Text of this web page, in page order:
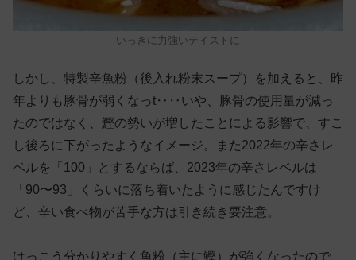
いっきに力強いテイストに
しかし、特製辛魚粉（後入れ粉末スープ）を加えると、昨
年よりも豚骨が弱くなっt‥‥いや、豚骨の使用量が減っ
たのではなく、鰹の勢いが増したことによる影響で、すこ
し後ろに下がったようなイメージ。また2022年の辛さレ
ベルを「100」とするならば、2023年の辛さレベルは
「90〜93」くらいに落ち着いたように感じたんですけ
ど、辛い食べ物が苦手な方は引き続き要注意。
けっこう分かりやすく魚粉（主に鰹）が強くなったので、